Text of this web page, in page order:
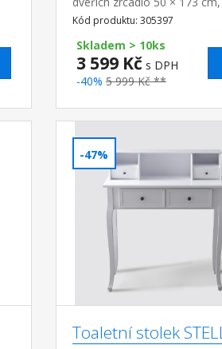
kovová úchytka montáž
levou i pravou stranu 6
12 párů bot
Kód produktu: 305397
Skladem > 10ks
3 599 Kč s DPH
-40% 5 999 Kč **
-47%
Toaletní stolek